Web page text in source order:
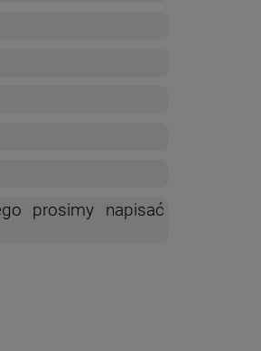
prosimy napisać